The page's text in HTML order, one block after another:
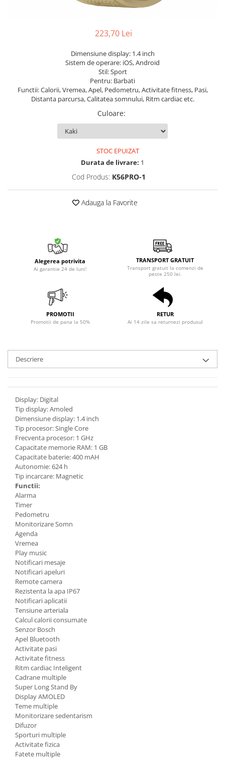
223,70 Lei
Dimensiune display: 1.4 inch
Sistem de operare: iOS, Android
Stil: Sport
Pentru: Barbati
Functii: Calorii, Vremea, Apel, Pedometru, Activitate fitness, Pasi,
Distanta parcursa, Calitatea somnului, Ritm cardiac etc.
Culoare:
STOC EPUIZAT
Durata de livrare: 1
Cod Produs: K56PRO-1
Adauga la Favorite
Alegerea potrivita
Ai garantie 24 de luni!
TRANSPORT GRATUIT
Transport gratuit la comenzi de
peste 250 lei.
PROMOTII
Promotii de pana la 50%
RETUR
Ai 14 zile sa returnezi produsul
Descriere
Display: Digital
Tip display: Amoled
Dimensiune display: 1.4 inch
Tip procesor: Single Core
Frecventa procesor: 1 GHz
Capacitate memorie RAM: 1 GB
Capacitate baterie: 400 mAH
Autonomie: 624 h
Tip incarcare: Magnetic
Functii:
Alarma
Timer
Pedometru
Monitorizare Somn
Agenda
Vremea
Play music
Notificari mesaje
Notificari apeluri
Remote camera
Rezistenta la apa IP67
Notificari aplicatii
Tensiune arteriala
Calcul calorii consumate
Senzor Bosch
Apel Bluetooth
Activitate pasi
Activitate fitness
Ritm cardiac Inteligent
Cadrane multiple
Super Long Stand By
Display AMOLED
Teme multiple
Monitorizare sedentarism
Difuzor
Sporturi multiple
Activitate fizica
Fatete multiple